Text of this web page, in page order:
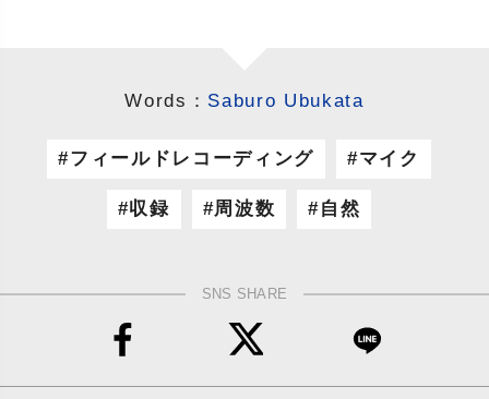
Words： Saburo Ubukata
フィールドレコーディング マイク
収録 周波数 自然
SNS SHARE